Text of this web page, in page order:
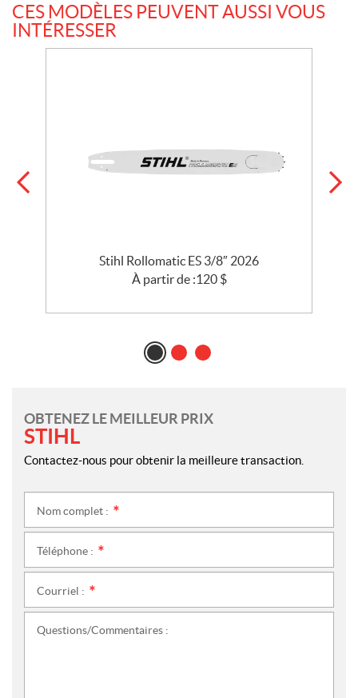
CES MODÈLES PEUVENT AUSSI VOUS
INTÉRESSER
Stihl Rollomatic ES 3/8″ 2026
À partir de :120 $
OBTENEZ LE MEILLEUR PRIX
STIHL
Contactez-nous pour obtenir la meilleure transaction.
Nom complet :
Téléphone :
Courriel :
Questions/Commentaires :